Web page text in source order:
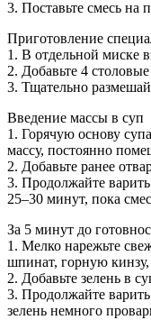
3. Поставьте смесь на
Приготовление
1. В отдельной миске
2. Добавьте 4
3. Тщательно
Введение массы в суп
1. Горячую основу
массу, постоянно
2. Добавьте ранее
3. Продолжайте
25–30 минут, пока
За 5 минут до
1. Мелко нарежьте
шпинат, горную
2. Добавьте зелень в
3. Продолжайте
зелень немного